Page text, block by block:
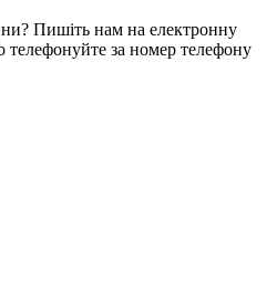
Пишіть нам на електронну
телефонуйте за номер телефону